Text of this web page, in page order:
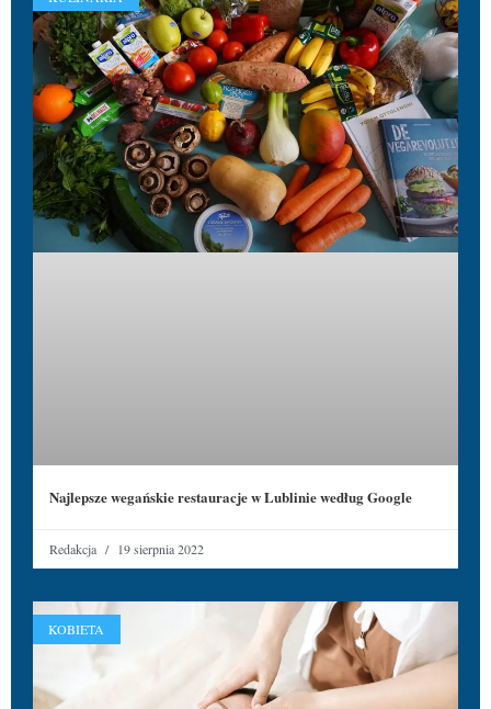
Najlepsze wegańskie restauracje w Lublinie według Google
Redakcja 19 sierpnia 2022
KOBIETA